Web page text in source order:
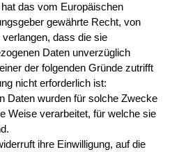
das vom Europäischen
gewährte Recht, von
dass die sie
Daten unverzüglich
der folgenden Gründe zutrifft
nicht erforderlich ist:
Daten wurden für solche Zwecke
Weise verarbeitet, für welche sie
ihre Einwilligung, auf die